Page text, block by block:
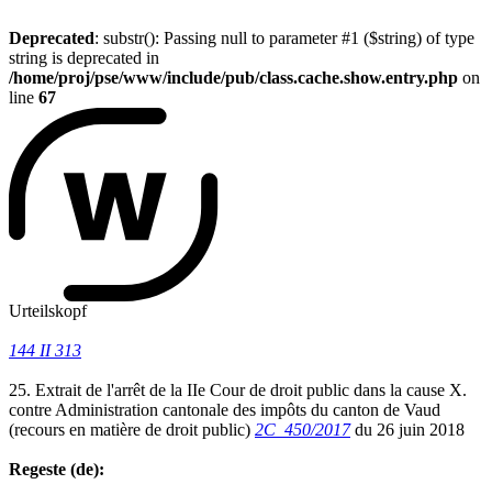
Deprecated: substr(): Passing null to parameter #1 ($string) of type
string is deprecated in
/home/proj/pse/www/include/pub/class.cache.show.entry.php on
line 67
Urteilskopf
144 II 313
25. Extrait de l'arrêt de la IIe Cour de droit public dans la cause X.
contre Administration cantonale des impôts du canton de Vaud
(recours en matière de droit public) 2C_450/2017du 26 juin 2018
Regeste (de):